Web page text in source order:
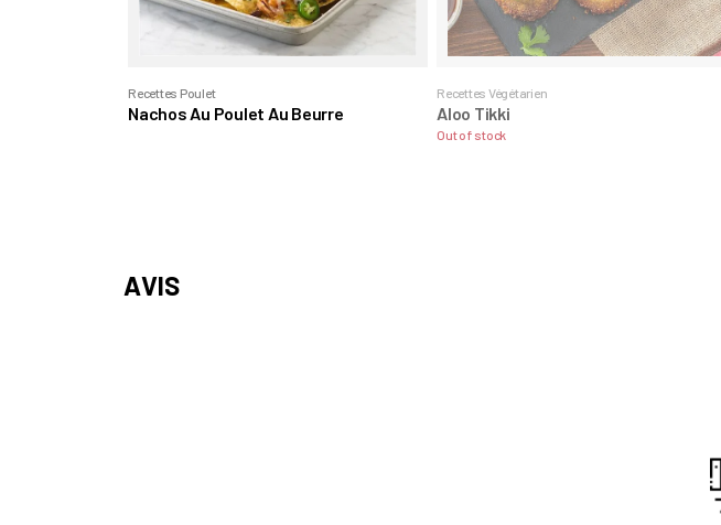
Recettes Poulet
Nachos Au Poulet Au Beurre
Recettes Végétarien
Aloo Tikki
Out of stock
AVIS